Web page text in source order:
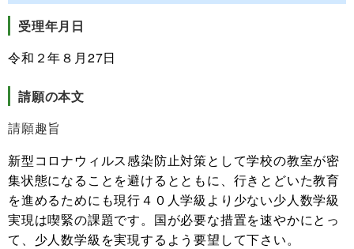
受理年月日
令和２年８月27日
請願の本文
請願趣旨
新型コロナウィルス感染防止対策として学校の教室が密
集状態になることを避けるとともに、行きとどいた教育
を進めるためにも現行４０人学級より少ない少人数学級
実現は喫緊の課題です。国が必要な措置を速やかにとっ
て、少人数学級を実現するよう要望して下さい。